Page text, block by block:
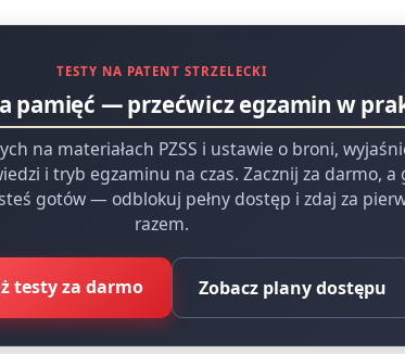
TESTY NA PATENT STRZELECKI
pamięć — przećwicz egzamin w
na materiałach PZSS i ustawie o broni,
i tryb egzaminu na czas. Zacznij za darmo, a
gotów — odblokuj pełny dostęp i zdaj za
razem.
testy za darmo Zobacz plany dostępu